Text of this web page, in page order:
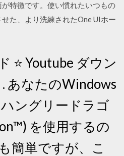
特徴です。使い慣れたいつもの
た、より洗練されたOne UIホー
⭐ Youtube ダウン
あなたのWindows
ングリードラゴ
を使用するの
簡単ですが、こ